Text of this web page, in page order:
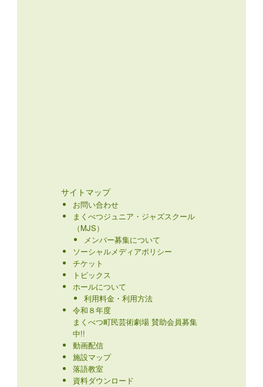
サイトマップ
お問い合わせ
まくべつジュニア・ジャズスクール
（MJS）
メンバー募集について
ソーシャルメディアポリシー
チケット
トピックス
ホールについて
利用料金・利用方法
令和８年度
まくべつ町民芸術劇場 賛助会員募集
中!!
動画配信
施設マップ
落語教室
資料ダウンロード